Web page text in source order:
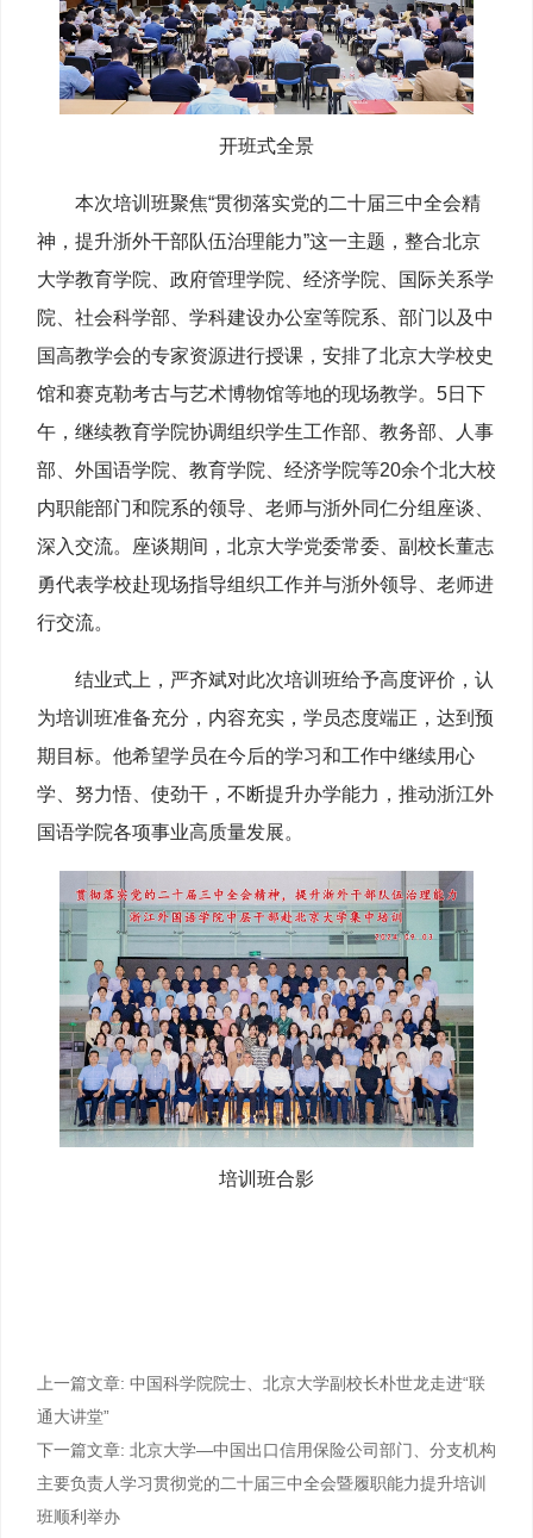
开班式全景
本次培训班聚焦“贯彻落实党的二十届三中全会精
神，提升浙外干部队伍治理能力”这一主题，整合北京
大学教育学院、政府管理学院、经济学院、国际关系学
院、社会科学部、学科建设办公室等院系、部门以及中
国高教学会的专家资源进行授课，安排了北京大学校史
馆和赛克勒考古与艺术博物馆等地的现场教学。5日下
午，继续教育学院协调组织学生工作部、教务部、人事
部、外国语学院、教育学院、经济学院等20余个北大校
内职能部门和院系的领导、老师与浙外同仁分组座谈、
深入交流。座谈期间，北京大学党委常委、副校长董志
勇代表学校赴现场指导组织工作并与浙外领导、老师进
行交流。
结业式上，严齐斌对此次培训班给予高度评价，认
为培训班准备充分，内容充实，学员态度端正，达到预
期目标。他希望学员在今后的学习和工作中继续用心
学、努力悟、使劲干，不断提升办学能力，推动浙江外
国语学院各项事业高质量发展。
培训班合影
上一篇文章: 中国科学院院士、北京大学副校长朴世龙走进“联
通大讲堂”
下一篇文章: 北京大学—中国出口信用保险公司部门、分支机构
主要负责人学习贯彻党的二十届三中全会暨履职能力提升培训
班顺利举办